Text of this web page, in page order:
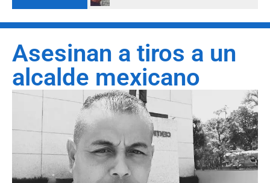
Asesinan a tiros a un
alcalde mexicano